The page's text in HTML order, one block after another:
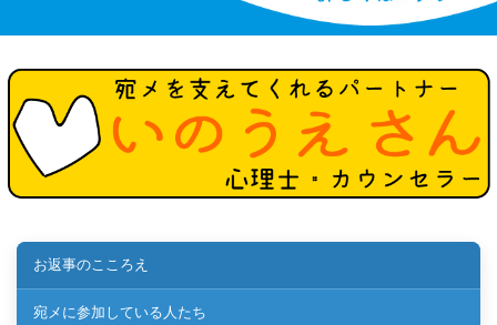
お返事のこころえ
宛メに参加している人たち